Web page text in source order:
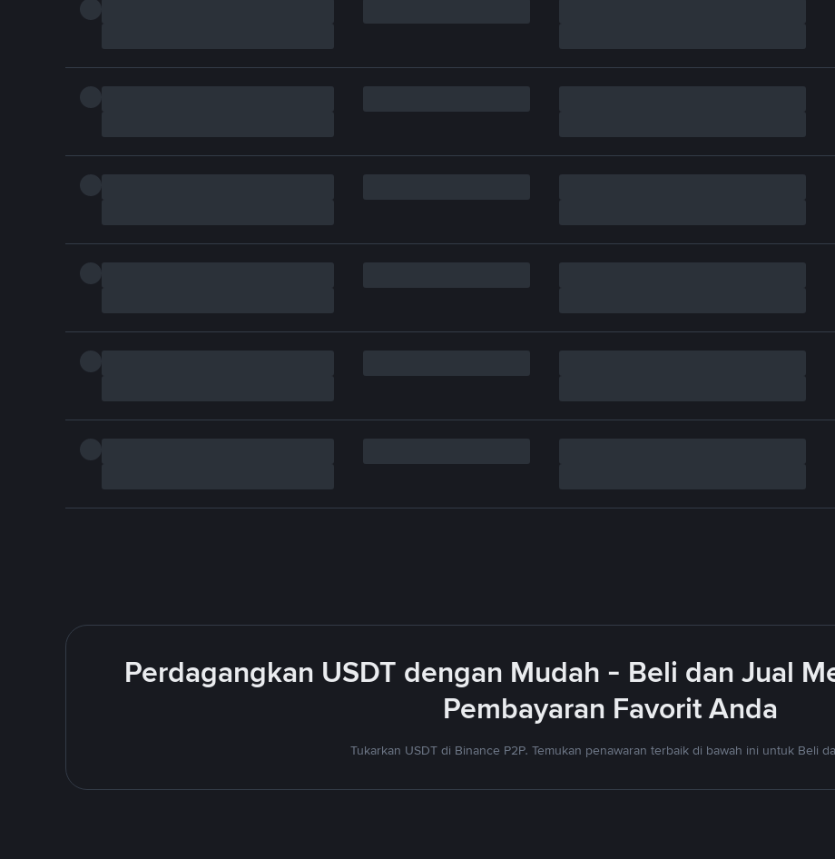
Perdagangkan USDT dengan Mudah - Beli dan Jual
Pembayaran Favorit Anda
Tukarkan USDT di Binance P2P. Temukan penawaran terbaik di bawah ini untuk Beli